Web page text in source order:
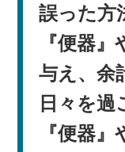
誤った方
『便器
与え、余
日々を
『便器